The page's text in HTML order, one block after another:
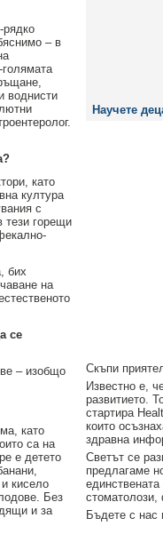
рядко
– в
воднисти
като
култура
с
тези горещи
бих
на
се
– изобщо
като
са на
е детето
кисело
Без
и за
Научете
Скъпи
Известно е,
развитието.
стартирa
които
здравна
Светът се
предлагаме
стоматолози,
Бъдете с нас